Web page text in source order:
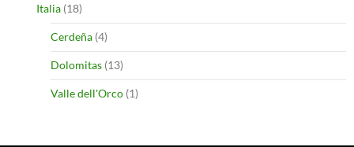
Italia (18)
Cerdeña (4)
Dolomitas (13)
Valle dell'Orco (1)